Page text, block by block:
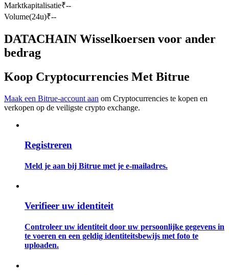
Word een Copy Trader
Geniet van winstdeling en copy trading commissies
Informatie
Big data-analyse inclusief handelsinformatie, enz.
Marktkapitalisatie₹--
Volume(24u)₹--
DATACHAIN Wisselkoersen voor ander
bedrag
Koop Cryptocurrencies Met Bitrue
Maak een Bitrue-account aan om Cryptocurrencies te kopen en
verkopen op de veiligste crypto exchange.
Registreren
Meld je aan bij Bitrue met je e-mailadres.
Verifieer uw identiteit
Controleer uw identiteit door uw persoonlijke gegevens in
te voeren en een geldig identiteitsbewijs met foto te
uploaden.